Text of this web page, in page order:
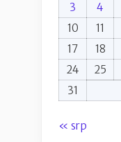
3
4
10
11
17
18
24
25
31
« srp